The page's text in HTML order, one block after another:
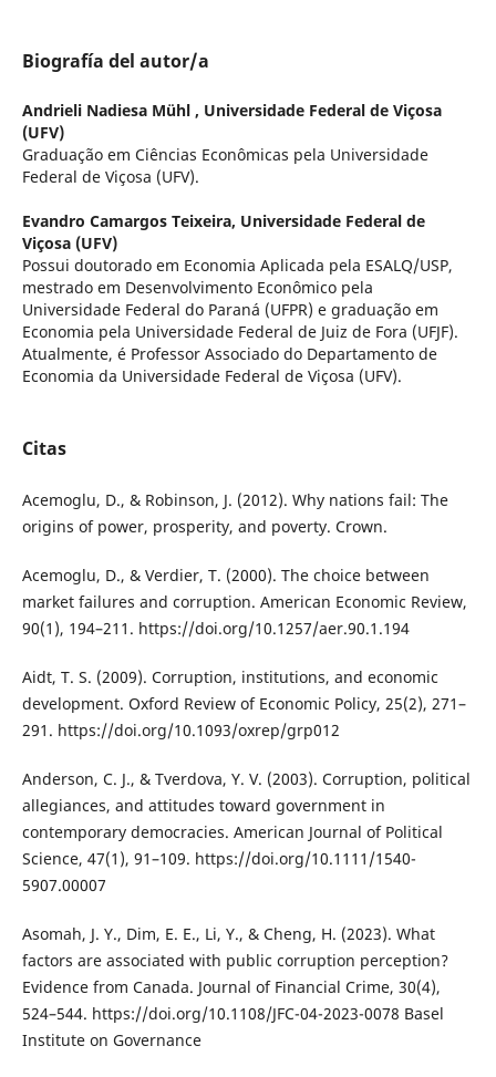
Biografía del autor/a
Andrieli Nadiesa Mühl , Universidade Federal de Viçosa
(UFV)
Graduação em Ciências Econômicas pela Universidade
Federal de Viçosa (UFV).
Evandro Camargos Teixeira, Universidade Federal de
Viçosa (UFV)
Possui doutorado em Economia Aplicada pela ESALQ/USP,
mestrado em Desenvolvimento Econômico pela
Universidade Federal do Paraná (UFPR) e graduação em
Economia pela Universidade Federal de Juiz de Fora (UFJF).
Atualmente, é Professor Associado do Departamento de
Economia da Universidade Federal de Viçosa (UFV).
Citas
Acemoglu, D., & Robinson, J. (2012). Why nations fail: The
origins of power, prosperity, and poverty. Crown.
Acemoglu, D., & Verdier, T. (2000). The choice between
market failures and corruption. American Economic Review,
90(1), 194–211. https://doi.org/10.1257/aer.90.1.194
Aidt, T. S. (2009). Corruption, institutions, and economic
development. Oxford Review of Economic Policy, 25(2), 271–
291. https://doi.org/10.1093/oxrep/grp012
Anderson, C. J., & Tverdova, Y. V. (2003). Corruption, political
allegiances, and attitudes toward government in
contemporary democracies. American Journal of Political
Science, 47(1), 91–109. https://doi.org/10.1111/1540-
5907.00007
Asomah, J. Y., Dim, E. E., Li, Y., & Cheng, H. (2023). What
factors are associated with public corruption perception?
Evidence from Canada. Journal of Financial Crime, 30(4),
524–544. https://doi.org/10.1108/JFC-04-2023-0078 Basel
Institute on Governance